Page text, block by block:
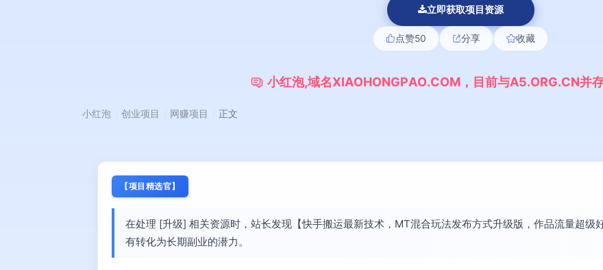
立即获取项目资源
点赞50 分享 收藏
小红泡,域名XIAOHONGPAO.COM ， 目 前与A5.ORG.CN并
小红泡 创业项目 网赚项目 正文
【项目精选官】
在处理 [升级] 相关资源时，站长发现【快手搬运最新技术，MT混合玩法发布方式升级版，作品流量超级
有转化为长期副业的潜力。